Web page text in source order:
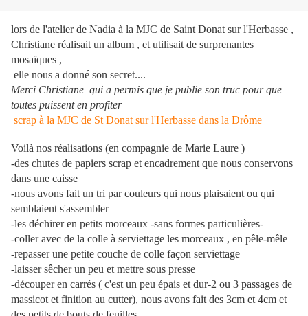
lors de l'atelier de Nadia à la MJC de Saint Donat sur l'Herbasse ,
Christiane réalisait un album , et utilisait de surprenantes
mosaïques ,
elle nous a donné son secret....
Merci Christiane qui a permis que je publie son truc pour que
toutes puissent en profiter
scrap à la MJC de St Donat sur l'Herbasse dans la Drôme
Voilà nos réalisations (en compagnie de Marie Laure )
-des chutes de papiers scrap et encadrement que nous conservons
dans une caisse
-nous avons fait un tri par couleurs qui nous plaisaient ou qui
semblaient s'assembler
-les déchirer en petits morceaux -sans formes particulières-
-coller avec de la colle à serviettage les morceaux , en pêle-mêle
-repasser une petite couche de colle façon serviettage
-laisser sêcher un peu et mettre sous presse
-découper en carrés ( c'est un peu épais et dur-2 ou 3 passages de
massicot et finition au cutter), nous avons fait des 3cm et 4cm et